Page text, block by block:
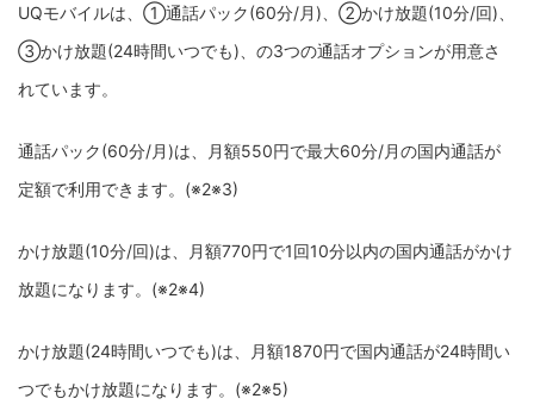
UQモバイルは、①通話パック(60分/月)、②かけ放題(10分/回)、
③かけ放題(24時間いつでも)、の3つの通話オプションが用意さ
れています。
通話パック(60分/月)は、月額550円で最大60分/月の国内通話が
定額で利用できます。(※2※3)
かけ放題(10分/回)は、月額770円で1回10分以内の国内通話がかけ
放題になります。(※2※4)
かけ放題(24時間いつでも)は、月額1870円で国内通話が24時間い
つでもかけ放題になります。(※2※5)